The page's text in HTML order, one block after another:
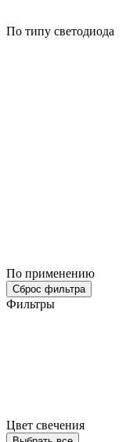
По типу светодиода
По применению
Сброс фильтра
Фильтры
Цвет свечения